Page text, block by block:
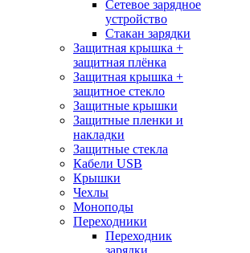
Сетевое зарядное
устройство
Стакан зарядки
Защитная крышка +
защитная плёнка
Защитная крышка +
защитное стекло
Защитные крышки
Защитные пленки и
накладки
Защитные стекла
Кабели USB
Крышки
Чехлы
Моноподы
Переходники
Переходник
зарядки